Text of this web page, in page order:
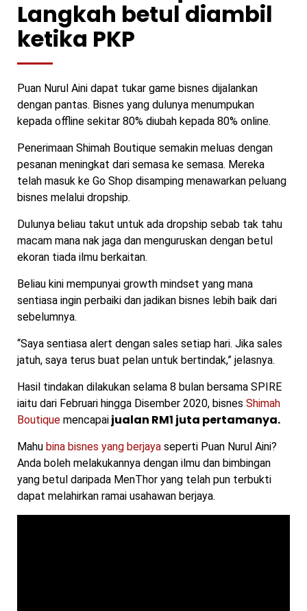
Langkah betul diambil
ketika PKP
Puan Nurul Aini dapat tukar game bisnes dijalankan
dengan pantas. Bisnes yang dulunya menumpukan
kepada offline sekitar 80% diubah kepada 80% online.
Penerimaan Shimah Boutique semakin meluas dengan
pesanan meningkat dari semasa ke semasa. Mereka
telah masuk ke Go Shop disamping menawarkan peluang
bisnes melalui dropship.
Dulunya beliau takut untuk ada dropship sebab tak tahu
macam mana nak jaga dan menguruskan dengan betul
ekoran tiada ilmu berkaitan.
Beliau kini mempunyai growth mindset yang mana
sentiasa ingin perbaiki dan jadikan bisnes lebih baik dari
sebelumnya.
“Saya sentiasa alert dengan sales setiap hari. Jika sales
jatuh, saya terus buat pelan untuk bertindak,” jelasnya.
Hasil tindakan dilakukan selama 8 bulan bersama SPIRE
iaitu dari Februari hingga Disember 2020, bisnes Shimah
Boutique mencapai jualan RM1 juta pertamanya.
Mahu bina bisnes yang berjaya seperti Puan Nurul Aini?
Anda boleh melakukannya dengan ilmu dan bimbingan
yang betul daripada MenThor yang telah pun terbukti
dapat melahirkan ramai usahawan berjaya.